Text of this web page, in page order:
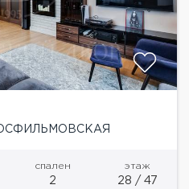
спален
2
этаж
28 / 47